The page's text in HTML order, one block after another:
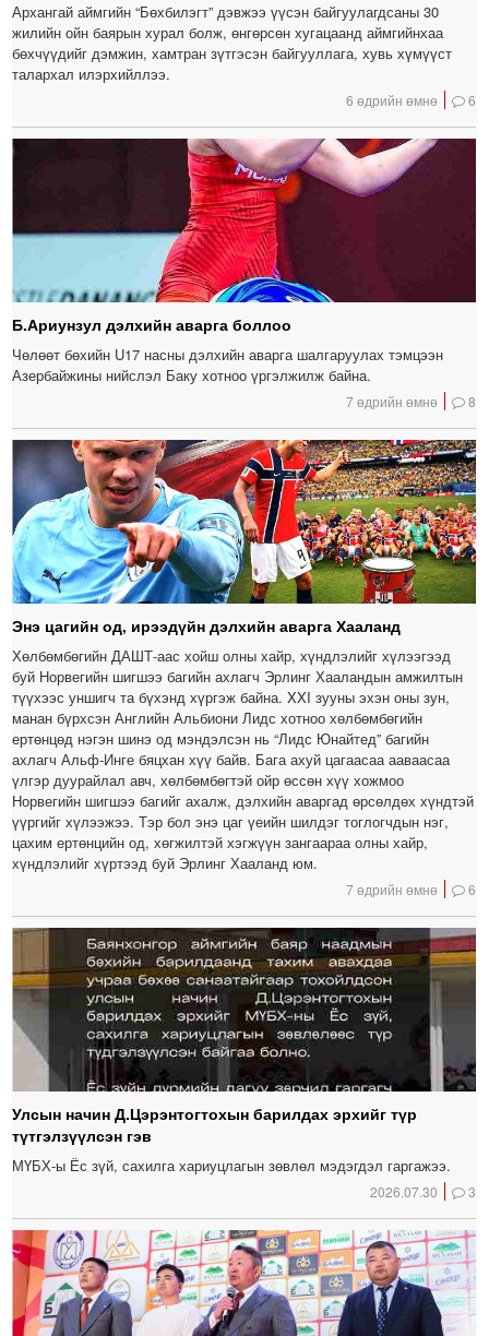
Архангай аймгийн “Бөхбилэгт” дэвжээ үүсэн байгуулагдсаны 30
жилийн ойн баярын хурал болж, өнгөрсөн хугацаанд аймгийнхаа
бөхчүүдийг дэмжин, хамтран зүтгэсэн байгууллага, хувь хүмүүст
талархал илэрхийллээ.
6 өдрийн өмнө 6
Б.Ариунзул дэлхийн аварга боллоо
Чөлөөт бөхийн U17 насны дэлхийн аварга шалгаруулах тэмцээн
Азербайжины нийслэл Баку хотноо үргэлжилж байна.
7 өдрийн өмнө 8
Энэ цагийн од, ирээдүйн дэлхийн аварга Хааланд
Хөлбөмбөгийн ДАШТ-аас хойш олны хайр, хүндлэлийг хүлээгээд
буй Норвегийн шигшээ багийн ахлагч Эрлинг Хааландын амжилтын
түүхээс уншигч та бүхэнд хүргэж байна. XXI зууны эхэн оны зун,
манан бүрхсэн Английн Альбиони Лидс хотноо хөлбөмбөгийн
ертөнцөд нэгэн шинэ од мэндэлсэн нь “Лидс Юнайтед” багийн
ахлагч Альф-Инге бяцхан хүү байв. Бага ахуй цагаасаа ааваасаа
үлгэр дуурайлал авч, хөлбөмбөгтэй ойр өссөн хүү хожмоо
Норвегийн шигшээ багийг ахалж, дэлхийн аваргад өрсөлдөх хүндтэй
үүргийг хүлээжээ. Тэр бол энэ цаг үеийн шилдэг тоглогчдын нэг,
цахим ертөнцийн од, хөгжилтэй хэгжүүн зангаараа олны хайр,
хүндлэлийг хүртээд буй Эрлинг Хааланд юм.
7 өдрийн өмнө 6
Улсын начин Д.Цэрэнтогтохын барилдах эрхийг түр
түтгэлзүүлсэн гэв
МҮБХ-ы Ёс зүй, сахилга хариуцлагын зөвлөл мэдэгдэл гаргажээ.
2026.07.30 3